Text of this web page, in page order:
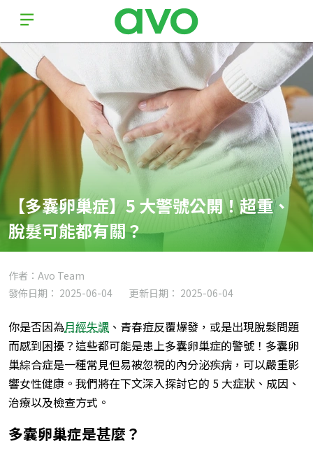
【多囊卵巢症】5 大警號公開！超重、
脫髮可能都有關？
作者：Avo Team
發佈日期： 2025-06-04
更新日期： 2025-06-04
你是否因為月經失調 、青春痘反覆爆發，或是出現脫髮問題
而感到困擾？這些都可能是患上多囊卵巢症的警號！多囊卵
巢綜合症是一種常見但易被忽視的內分泌疾病，可以嚴重影
響女性健康。我們將在下文深入探討它的 5 大症狀、成因、
治療以及檢查方式。
多囊卵巢症是甚麼？